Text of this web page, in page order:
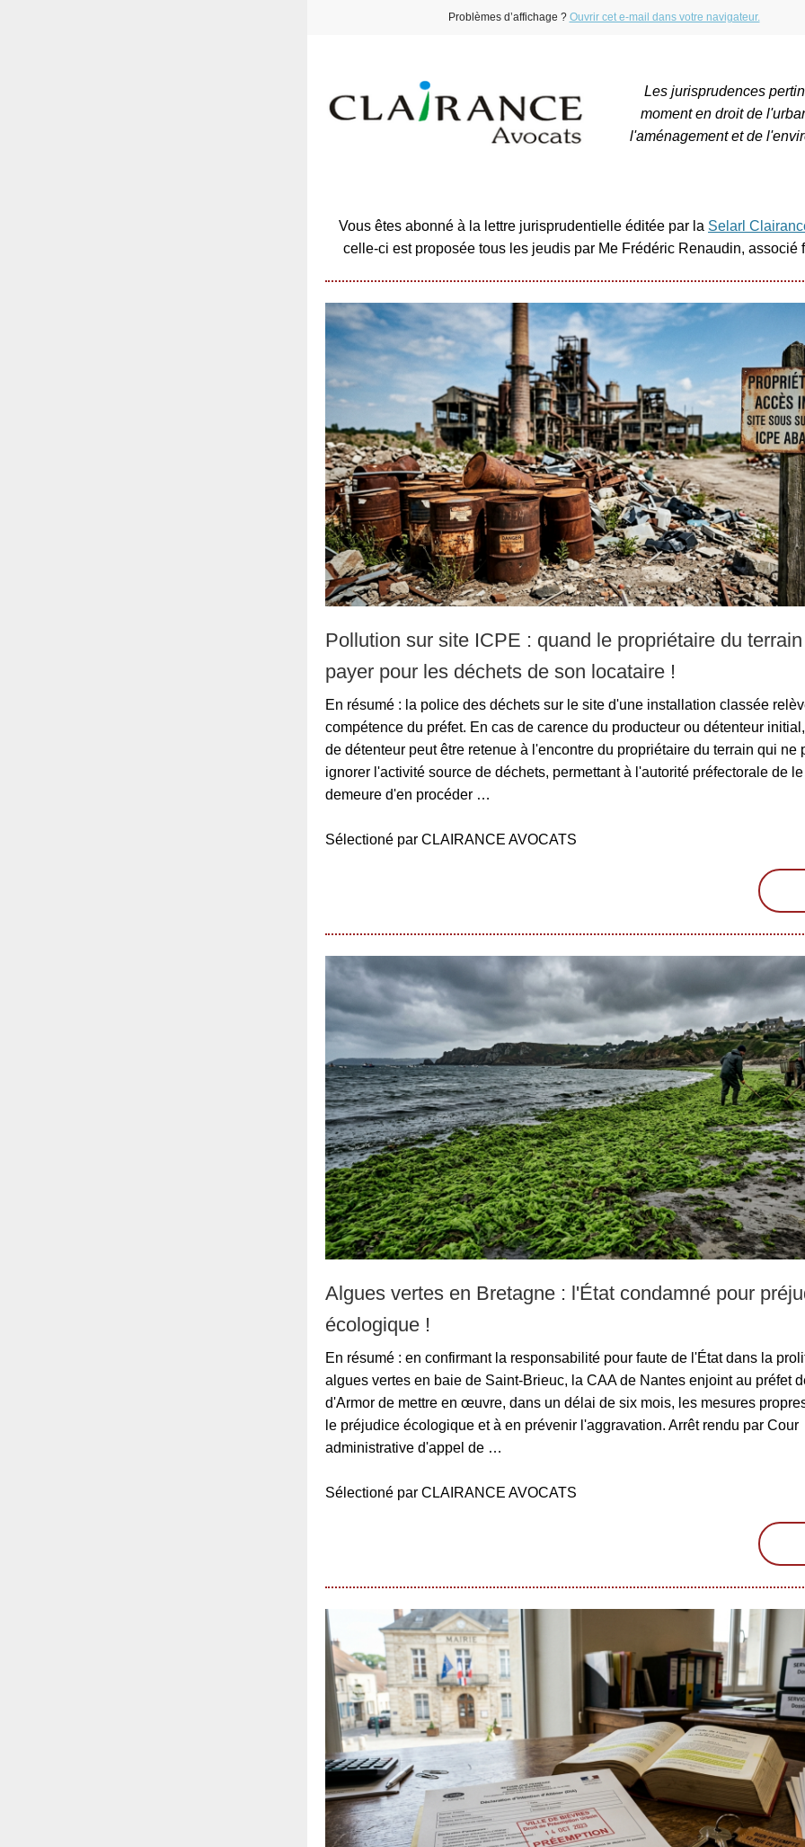
Problèmes d’affichage ? Ouvrir cet e-mail dans votre navigateur.
Les jurisprudences
moment en droit de
l'aménagement et de
Vous êtes abonné à la lettre jurisprudentielle éditée par la Selarl
celle-ci est proposée tous les jeudis par Me Frédéric Renaudin, associé
Pollution sur site ICPE : quand le propriétaire du
payer pour les déchets de son locataire !
En résumé : la police des déchets sur le site d'une installation classée
compétence du préfet. En cas de carence du producteur ou détenteur
de détenteur peut être retenue à l'encontre du propriétaire du terrain qui ne
ignorer l'activité source de déchets, permettant à l'autorité préfectorale de
demeure d'en procéder …
Sélectioné par CLAIRANCE AVOCATS
Algues vertes en Bretagne : l'État condamné pour
écologique !
En résumé : en confirmant la responsabilité pour faute de l'État dans la
algues vertes en baie de Saint-Brieuc, la CAA de Nantes enjoint au préfet
d'Armor de mettre en œuvre, dans un délai de six mois, les mesures
le préjudice écologique et à en prévenir l'aggravation. Arrêt rendu par Cour
administrative d'appel de …
Sélectioné par CLAIRANCE AVOCATS